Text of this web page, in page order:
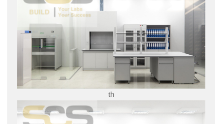
th